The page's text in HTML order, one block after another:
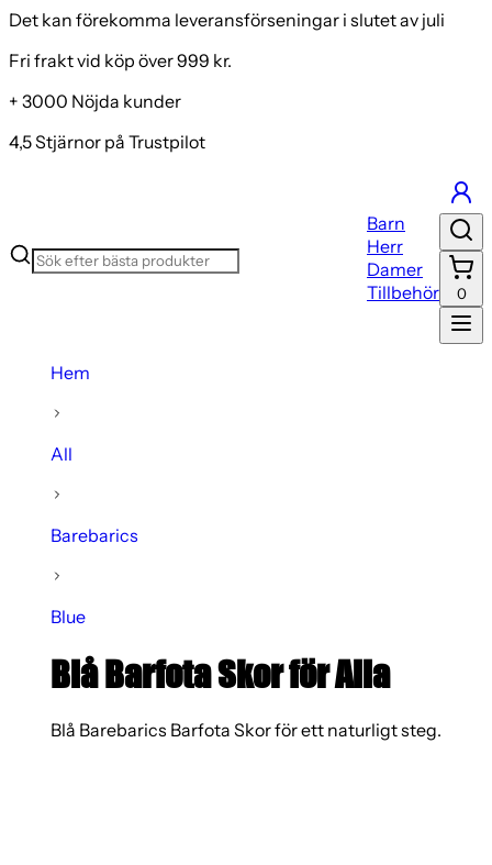
Det kan förekomma leveransförseningar i slutet av juli
Fri frakt vid köp över 999 kr.
+ 3000 Nöjda kunder
4,5 Stjärnor på Trustpilot
Barn
Herr
Damer
Tillbehör
0
Hem
All
Barebarics
Blue
Blå Barfota Skor för Alla
Blå Barebarics Barfota Skor för ett naturligt steg.